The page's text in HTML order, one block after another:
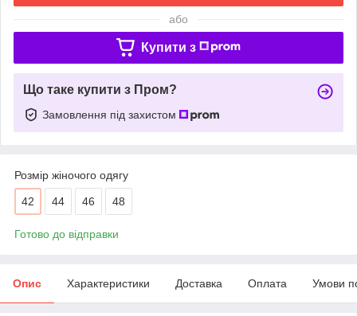
або
Купити з
Що таке купити з Пром?
Замовлення під захистом
Розмір жіночого одягу
42 44 46 48
Готово до відправки
Опис Характеристики Доставка Оплата Умови